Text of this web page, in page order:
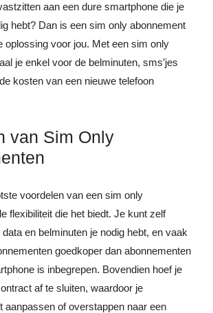
aan een dure smartphone die je
hebt? Dan is een sim only abonnement
oplossing voor jou. Met een sim only
je enkel voor de belminuten, sms’jes
kosten van een nieuwe telefoon
van Sim Only
voordelen van een sim only
flexibiliteit die het biedt. Je kunt zelf
en belminuten je nodig hebt, en vaak
goedkoper dan abonnementen
is inbegrepen. Bovendien hoef je
af te sluiten, waardoor je
aanpassen of overstappen naar een